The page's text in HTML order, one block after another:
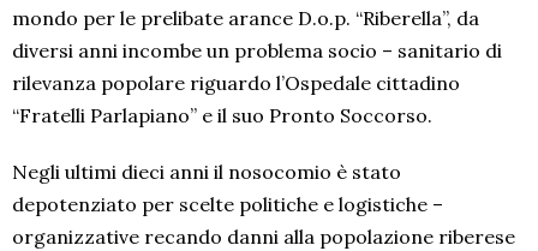
mondo per le prelibate arance D.o.p. “Riberella”, da
diversi anni incombe un problema socio – sanitario di
rilevanza popolare riguardo l’Ospedale cittadino
“Fratelli Parlapiano” e il suo Pronto Soccorso.
Negli ultimi dieci anni il nosocomio è stato
depotenziato per scelte politiche e logistiche –
organizzative recando danni alla popolazione riberese